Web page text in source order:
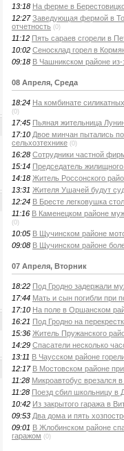
13:18 На ферме в
12:27 Заведующая фермой в
отчетность (0)
11:12 Пять сараев сгорели в
10:02 Сеносклад горел в
09:18 В Чашникском районе из-
08 Апреля, Среда
18:24 На комбинате
(0)
17:45 Пьяная жительница
17:10 Двое минчан пытались
сельхозтехнике (0)
16:28 Сотрудники частной
15:14 Председатель
14:18 Житель Россонского
13:31 Жителя Ушачей будут
12:24 В Бресте легковушка
11:16 В Каменецком районе
(0)
10:05 В Щучинском районе
09:08 В Щучинском районе
07 Апреля, Вторник
18:22 Под Гродно задержали
17:44 Мать и сын погибли при
17:10 На поле в Оршанском
16:21 Под Гродно на
15:36 Житель Пружанского
14:29 Спасатели несколько
13:11 В Чаусском районе
12:17 В Мостовском районе
11:28 Микроавтобус врезался
11:28 Поезд сбил школьницу в
10:42 Из закрытого гаража в
09:53 Два дома и пять
09:01 В Жлобинском районе
гаражом (0)